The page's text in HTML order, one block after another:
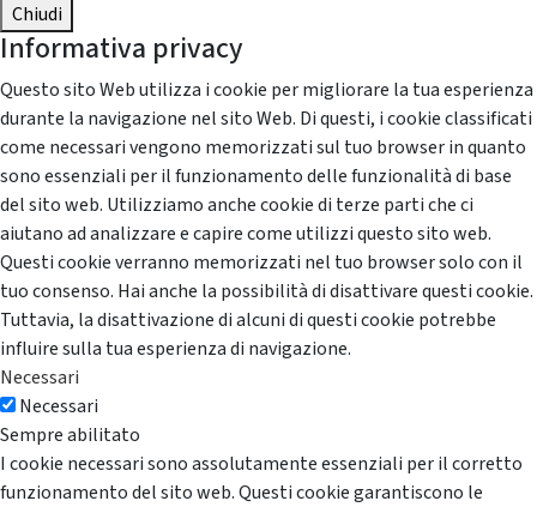
Chiudi
Informativa privacy
Questo sito Web utilizza i cookie per migliorare la tua esperienza
durante la navigazione nel sito Web. Di questi, i cookie classificati
come necessari vengono memorizzati sul tuo browser in quanto
sono essenziali per il funzionamento delle funzionalità di base
del sito web. Utilizziamo anche cookie di terze parti che ci
aiutano ad analizzare e capire come utilizzi questo sito web.
Questi cookie verranno memorizzati nel tuo browser solo con il
tuo consenso. Hai anche la possibilità di disattivare questi cookie.
Tuttavia, la disattivazione di alcuni di questi cookie potrebbe
influire sulla tua esperienza di navigazione.
Necessari
Necessari
Sempre abilitato
I cookie necessari sono assolutamente essenziali per il corretto
funzionamento del sito web. Questi cookie garantiscono le